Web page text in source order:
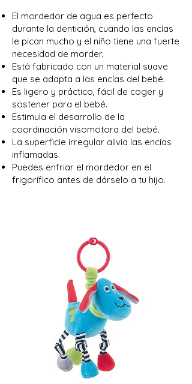
El mordedor de agua es perfecto
durante la dentición, cuando las encías
le pican mucho y el niño tiene una fuerte
necesidad de morder.
Está fabricado con un material suave
que se adapta a las encías del bebé.
Es ligero y práctico, fácil de coger y
sostener para el bebé.
Estimula el desarrollo de la
coordinación visomotora del bebé.
La superficie irregular alivia las encías
inflamadas.
Puedes enfriar el mordedor en el
frigorífico antes de dárselo a tu hijo.